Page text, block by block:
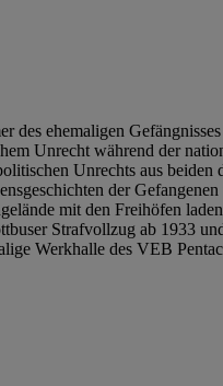
des ehemaligen
Unrecht während der
Unrechts aus beiden
der
mit den Freihöfen
Strafvollzug ab 1933
Werkhalle des VEB